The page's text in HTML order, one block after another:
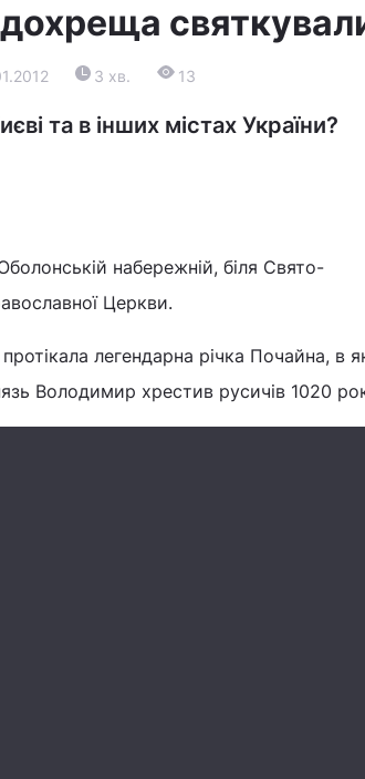
3 хв. 13
та в інших містах України?
набережній, біля Свято-
Церкви.
легендарна річка Почайна, в
Володимир хрестив русичів 1020